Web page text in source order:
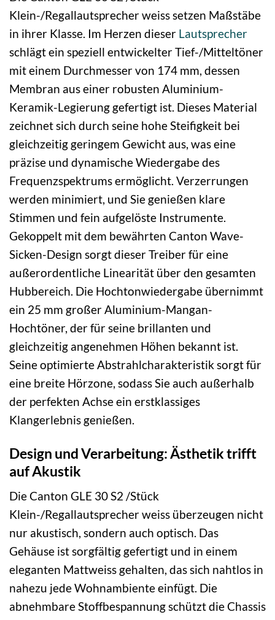
Klein-/Regallautsprecher weiss setzen Maßstäbe
in ihrer Klasse. Im Herzen dieser Lautsprecher
schlägt ein speziell entwickelter Tief-/Mitteltöner
mit einem Durchmesser von 174 mm, dessen
Membran aus einer robusten Aluminium-
Keramik-Legierung gefertigt ist. Dieses Material
zeichnet sich durch seine hohe Steifigkeit bei
gleichzeitig geringem Gewicht aus, was eine
präzise und dynamische Wiedergabe des
Frequenzspektrums ermöglicht. Verzerrungen
werden minimiert, und Sie genießen klare
Stimmen und fein aufgelöste Instrumente.
Gekoppelt mit dem bewährten Canton Wave-
Sicken-Design sorgt dieser Treiber für eine
außerordentliche Linearität über den gesamten
Hubbereich. Die Hochtonwiedergabe übernimmt
ein 25 mm großer Aluminium-Mangan-
Hochtöner, der für seine brillanten und
gleichzeitig angenehmen Höhen bekannt ist.
Seine optimierte Abstrahlcharakteristik sorgt für
eine breite Hörzone, sodass Sie auch außerhalb
der perfekten Achse ein erstklassiges
Klangerlebnis genießen.
Design und Verarbeitung: Ästhetik trifft
auf Akustik
Die Canton GLE 30 S2 /Stück
Klein-/Regallautsprecher weiss überzeugen nicht
nur akustisch, sondern auch optisch. Das
Gehäuse ist sorgfältig gefertigt und in einem
eleganten Mattweiss gehalten, das sich nahtlos in
nahezu jede Wohnambiente einfügt. Die
abnehmbare Stoffbespannung schützt die Chassis